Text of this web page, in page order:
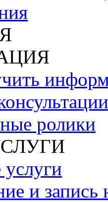
ролики
и запись